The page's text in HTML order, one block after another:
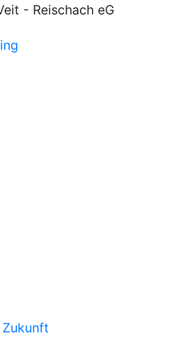
- Reischach eG